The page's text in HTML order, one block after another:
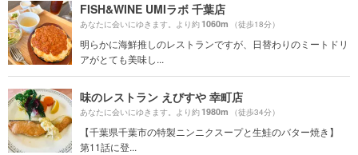
FISH&WINE UMIラボ 千葉店
あなたに会いにゆきます。より約1060m （徒歩18分）
明らかに海鮮推しのレストランですが、日替わりのミートドリ
アがとても美味し...
味のレストラン えびすや 幸町店
あなたに会いにゆきます。より約1980m （徒歩34分）
【千葉県千葉市の特製ニンニクスープと生鮭のバター焼き】
第11話に登...